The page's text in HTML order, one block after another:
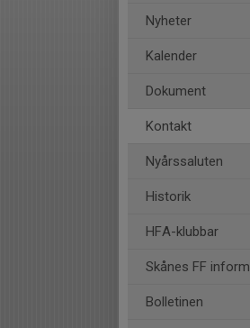
Nyheter
Kalender
Dokument
Kontakt
Nyårssaluten
Historik
HFA-klubbar
Skånes FF
Bolletinen